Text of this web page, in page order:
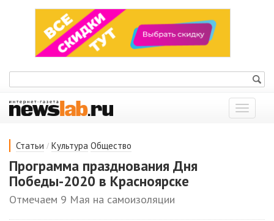
Показать
меню
Статьи / Культура Общество
Программа празднования Дня
Победы-2020 в Красноярске
Отмечаем 9 Мая на самоизоляции